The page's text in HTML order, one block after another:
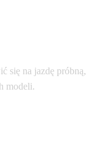
się na jazdę próbną,
modeli.